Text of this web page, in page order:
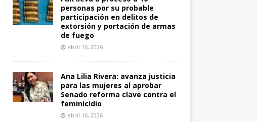
personas por su probable
participación en delitos de
extorsión y portación de armas
de fuego
abril 16, 2026
Ana Lilia Rivera: avanza justicia
para las mujeres al aprobar
Senado reforma clave contra el
feminicidio
abril 16, 2026